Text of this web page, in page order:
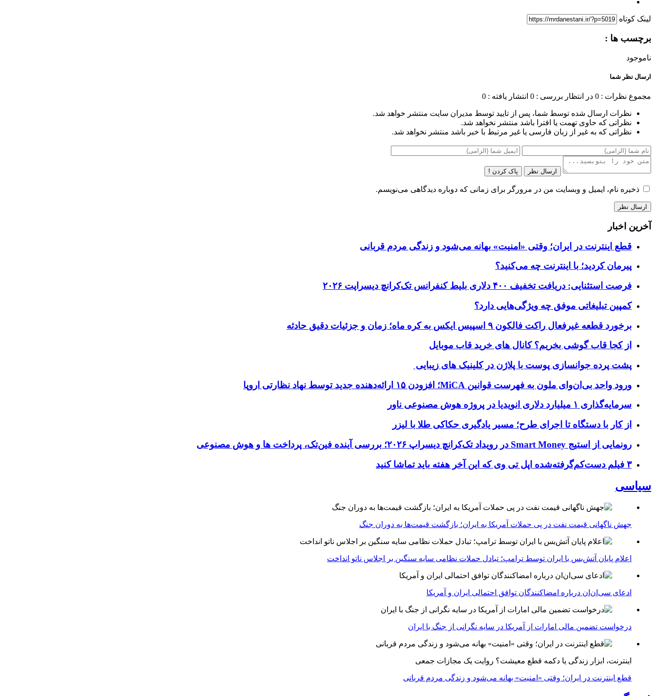
لینک کوتاه
برچسب ها :
ناموجود
ارسال نظر شما
مجموع نظرات : 0 در انتظار بررسی : 0 انتشار یافته : 0
نظرات ارسال شده توسط شما، پس از تایید توسط مدیران سایت منتشر خواهد شد.
نظراتی که حاوی تهمت یا افترا باشد منتشر نخواهد شد.
نظراتی که به غیر از زبان فارسی یا غیر مرتبط با خبر باشد منتشر نخواهد شد.
ارسال نظر پاک کردن !
ذخیره نام، ایمیل و وبسایت من در مرورگر برای زمانی که دوباره دیدگاهی می‌نویسم.
آخرین اخبار
قطع اینترنت در ایران؛ وقتی «امنیت» بهانه می‌شود و زندگی مردم قربانی
پیرمان کردید؛ با اینترنت چه می‌کنید؟
فرصت استثنایی: دریافت تخفیف ۴۰۰ دلاری بلیط کنفرانس تک‌کرانچ دیسراپت ۲۰۲۶
کمپین تبلیغاتی موفق چه ویژگی‌هایی دارد؟
برخورد قطعه غیرفعال راکت فالکون ۹ اسپیس ایکس به کره ماه؛ زمان و جزئیات دقیق حادثه
از کجا قاب گوشی بخریم؟ کانال های خرید قاب موبایل
پشت پرده جوانسازی پوست با پلاژن در کلینیک های زیبایی
ورود واحد بی‌ان‌وای ملون به فهرست قوانین MiCA؛ افزودن ۱۵ ارائه‌دهنده جدید توسط نهاد نظارتی اروپا
سرمایه‌گذاری ۱ میلیارد دلاری انویدیا در پروژه هوش مصنوعی ناور
از کار با دستگاه تا اجرای طرح؛ مسیر یادگیری حکاکی طلا با لیزر
رونمایی از استیج Smart Money در رویداد تک‌کرانچ دیسراپ ۲۰۲۶؛ بررسی آینده فین‌تک، پرداخت‌ ها و هوش مصنوعی
۳ فیلم دست‌کم‌گرفته‌شده اپل تی وی که این آخر هفته باید تماشا کنید
سیاسی
جهش ناگهانی قیمت نفت در پی حملات آمریکا به ایران؛ بازگشت قیمت‌ها به دوران جنگ
اعلام پایان آتش‌بس با ایران توسط ترامپ؛ تبادل حملات نظامی سایه سنگین بر اجلاس ناتو انداخت
ادعای سی‌ان‌ان درباره امضاکنندگان توافق احتمالی ایران و آمریکا
درخواست تضمین مالی امارات از آمریکا در سایه نگرانی از جنگ با ایران
اینترنت، ابزار زندگی یا دکمه قطع معیشت؟ روایت یک مجازات جمعی
قطع اینترنت در ایران؛ وقتی «امنیت» بهانه می‌شود و زندگی مردم قربانی